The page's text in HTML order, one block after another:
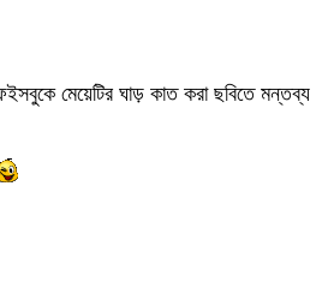
মেয়েটির ঘাড় কাত করা ছবিতে মন্তব্য